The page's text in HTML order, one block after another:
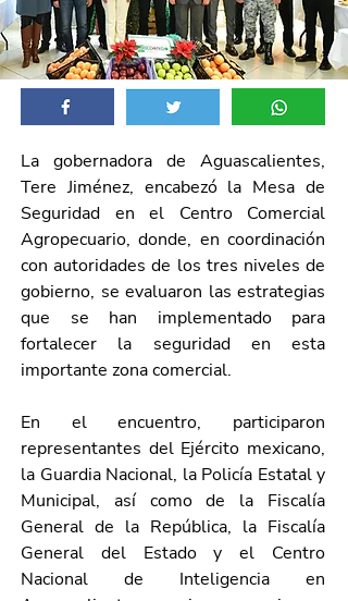
La gobernadora de Aguascalientes,
Tere Jiménez, encabezó la Mesa de
Seguridad en el Centro Comercial
Agropecuario, donde, en coordinación
con autoridades de los tres niveles de
gobierno, se evaluaron las estrategias
que se han implementado para
fortalecer la seguridad en esta
importante zona comercial.
En el encuentro, participaron
representantes del Ejército mexicano,
la Guardia Nacional, la Policía Estatal y
Municipal, así como de la Fiscalía
General de la República, la Fiscalía
General del Estado y el Centro
Nacional de Inteligencia en